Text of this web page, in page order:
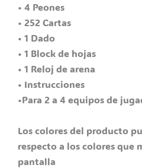
• 4 Peones
• 252 Cartas
• 1 Dado
• 1 Block de hojas
• 1 Reloj de arena
• Instrucciones
•Para 2 a 4 equipos de
Los colores del producto
respecto a los colores que
pantalla